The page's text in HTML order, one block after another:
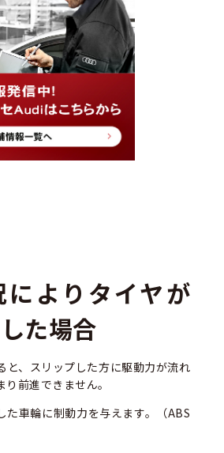
によりタイヤが
た場合
と、スリップした方に駆動力が流れ
前進できません。
た車輪に制動力を与えます。（ABS